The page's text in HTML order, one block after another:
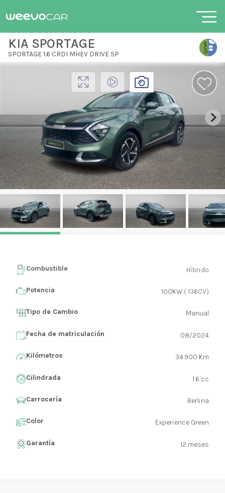
KIA SPORTAGE
SPORTAGE 1.6 CRDI MHEV DRIVE 5P
Combustible Híbrido
Potencia 100KW ( 136CV)
Tipo de Cambio Manual
Fecha de matriculación 08/2024
Kilómetros 34.900 Km
Cilindrada 1.6 cc
Carrocería Berlina
Color Experience Green
Garantía 12 meses